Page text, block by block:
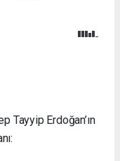
Tayyip Erdoğan’ın